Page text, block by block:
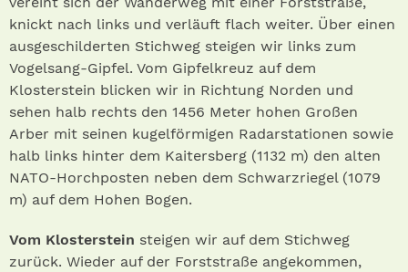
knickt nach links und verläuft flach weiter. Über einen
ausgeschilderten Stichweg steigen wir links zum
Vogelsang-Gipfel. Vom Gipfelkreuz auf dem
Klosterstein blicken wir in Richtung Norden und
sehen halb rechts den 1456 Meter hohen Großen
Arber mit seinen kugelförmigen Radarstationen sowie
halb links hinter dem Kaitersberg (1132 m) den alten
NATO-Horchposten neben dem Schwarzriegel (1079
m) auf dem Hohen Bogen.
Vom Klosterstein steigen wir auf dem Stichweg
zurück. Wieder auf der Forststraße angekommen,